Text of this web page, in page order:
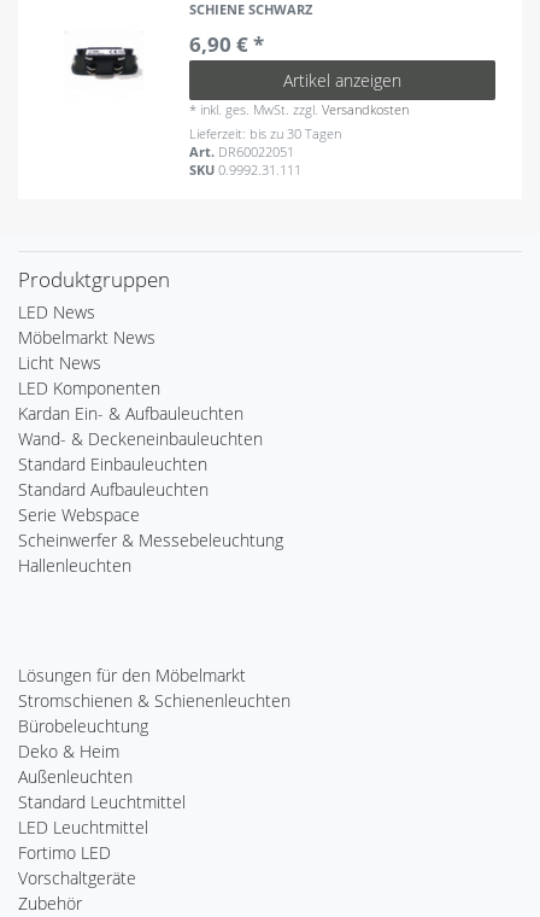
SCHIENE SCHWARZ
6,90 € *
Artikel anzeigen
* inkl. ges. MwSt. zzgl.Versandkosten
Lieferzeit: bis zu 30 Tagen
Art. DR60022051
SKU0.9992.31.111
Produktgruppen
LED News
Möbelmarkt News
Licht News
LED Komponenten
Kardan Ein- & Aufbauleuchten
Wand- & Deckeneinbauleuchten
Standard Einbauleuchten
Standard Aufbauleuchten
Serie Webspace
Scheinwerfer & Messebeleuchtung
Hallenleuchten
Lösungen für den Möbelmarkt
Stromschienen & Schienenleuchten
Bürobeleuchtung
Deko & Heim
Außenleuchten
Standard Leuchtmittel
LED Leuchtmittel
Fortimo LED
Vorschaltgeräte
Zubehör